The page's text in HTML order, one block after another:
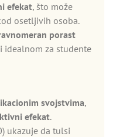
efekat, što može
osetljivih osoba.
porast
idealnom za studente
svojstvima,
efekat.
ukazuje da tulsi